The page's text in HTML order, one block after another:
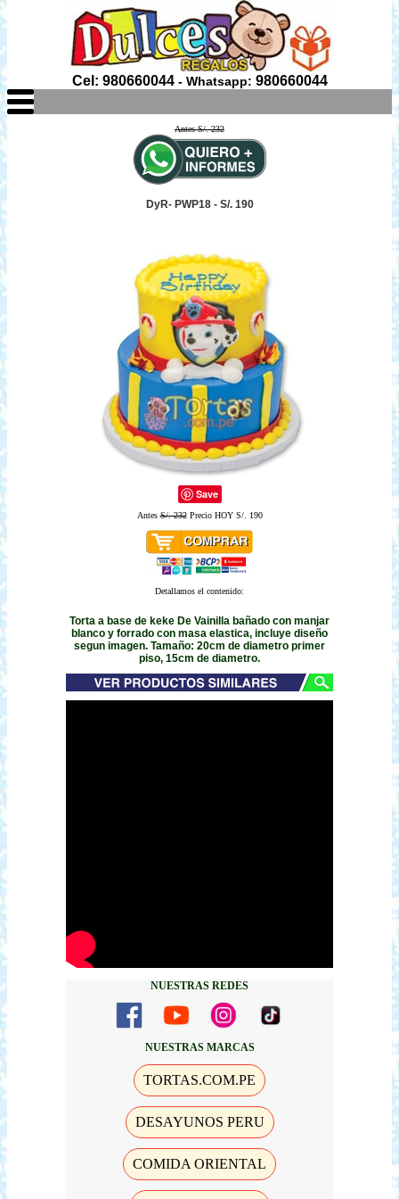
Cel: 980660044- Whatsapp: 980660044
Antes S/. 232
DyR- PWP18 - S/. 190
Save
AntesS/. 232Precio HOY S/. 190
Detallamos el contenido:
Torta a base de keke De Vainilla bañado con manjar
blanco y forrado con masa elastica, incluye diseño
segun imagen. Tamaño: 20cm de diametro primer
piso, 15cm de diametro.
NUESTRAS REDES
NUESTRAS MARCAS
TORTAS.COM.PE
DESAYUNOS PERU
COMIDA ORIENTAL